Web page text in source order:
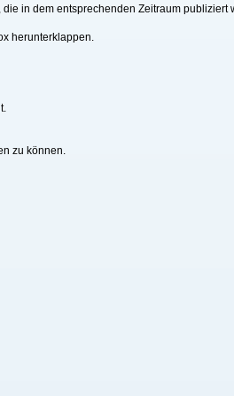
in dem entsprechenden Zeitraum publiziert
herunterklappen.
zu können.